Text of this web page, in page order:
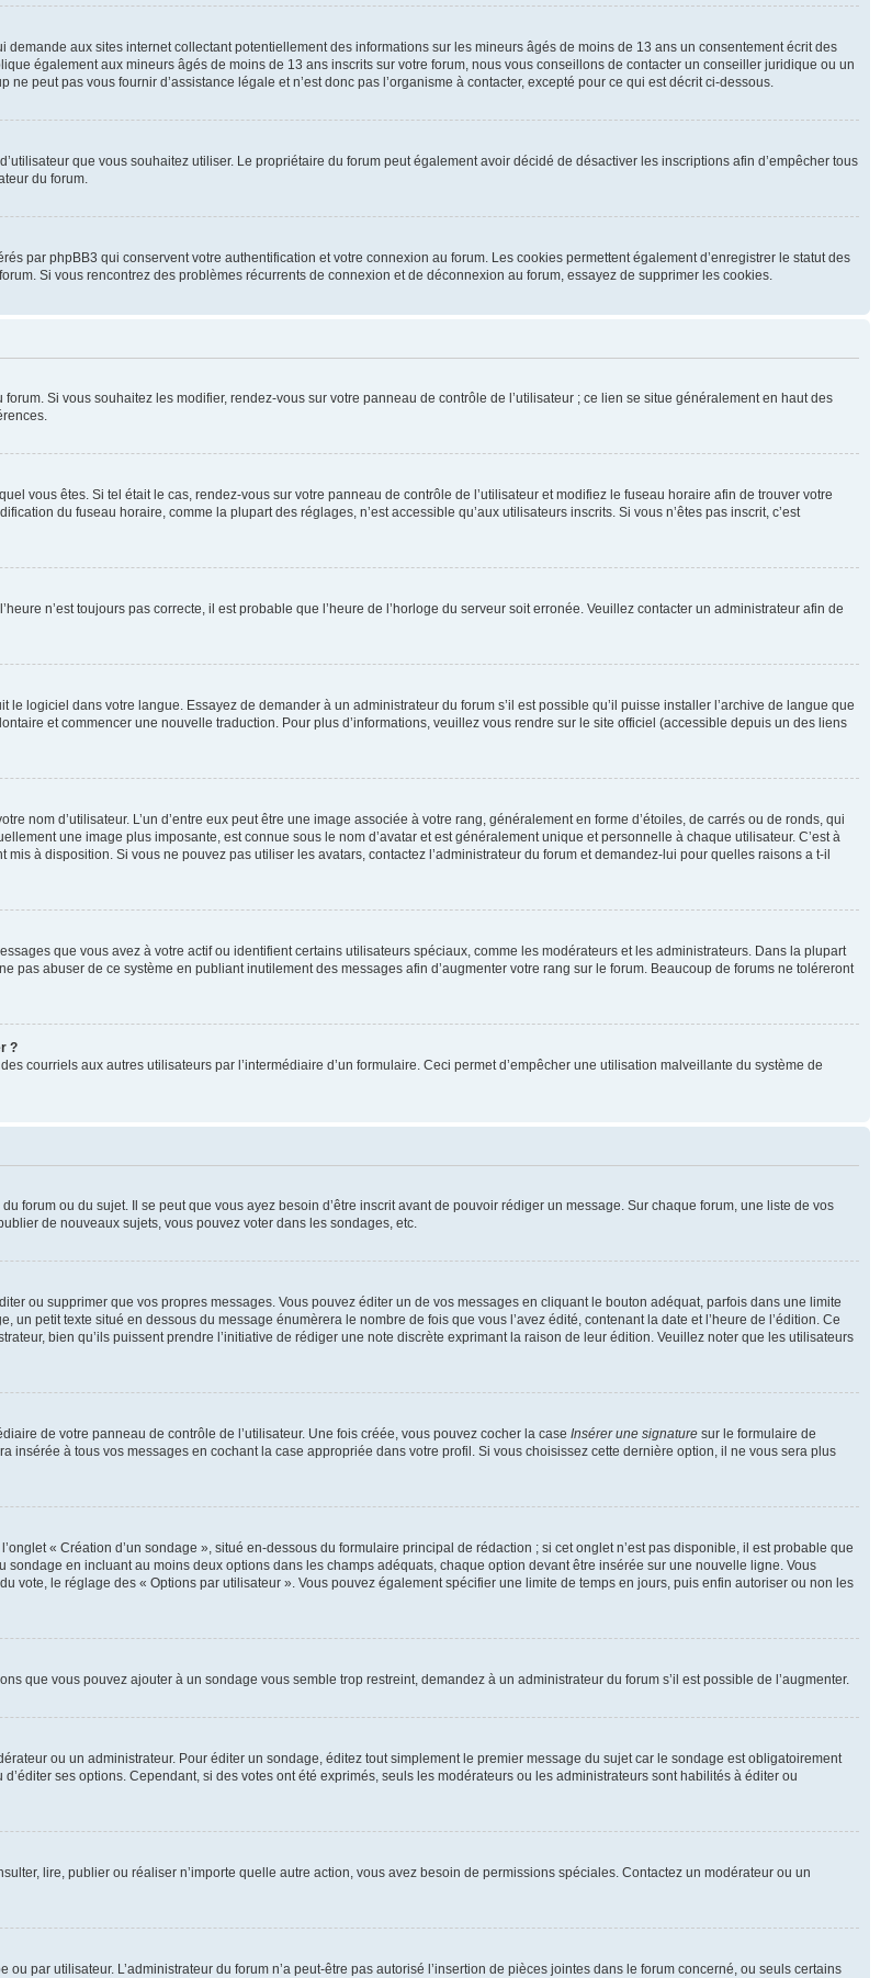
demande aux sites internet collectant potentiellement des informations sur les mineurs âgés de moins de 13 ans un consentement écrit des
également aux mineurs âgés de moins de 13 ans inscrits sur votre forum, nous vous conseillons de contacter un conseiller juridique ou un
peut pas vous fournir d’assistance légale et n’est donc pas l’organisme à contacter, excepté pour ce qui est décrit ci-dessous.
que vous souhaitez utiliser. Le propriétaire du forum peut également avoir décidé de désactiver les inscriptions afin d’empêcher tous
du forum.
par phpBB3 qui conservent votre authentification et votre connexion au forum. Les cookies permettent également d’enregistrer le statut des
Si vous rencontrez des problèmes récurrents de connexion et de déconnexion au forum, essayez de supprimer les cookies.
Si vous souhaitez les modifier, rendez-vous sur votre panneau de contrôle de l’utilisateur ; ce lien se situe généralement en haut des
vous êtes. Si tel était le cas, rendez-vous sur votre panneau de contrôle de l’utilisateur et modifiez le fuseau horaire afin de trouver votre
du fuseau horaire, comme la plupart des réglages, n’est accessible qu’aux utilisateurs inscrits. Si vous n’êtes pas inscrit, c’est
n’est toujours pas correcte, il est probable que l’heure de l’horloge du serveur soit erronée. Veuillez contacter un administrateur afin de
le logiciel dans votre langue. Essayez de demander à un administrateur du forum s’il est possible qu’il puisse installer l’archive de langue que
et commencer une nouvelle traduction. Pour plus d’informations, veuillez vous rendre sur le site officiel (accessible depuis un des liens
nom d’utilisateur. L’un d’entre eux peut être une image associée à votre rang, généralement en forme d’étoiles, de carrés ou de ronds, qui
une image plus imposante, est connue sous le nom d’avatar et est généralement unique et personnelle à chaque utilisateur. C’est à
à disposition. Si vous ne pouvez pas utiliser les avatars, contactez l’administrateur du forum et demandez-lui pour quelles raisons a t-il
que vous avez à votre actif ou identifient certains utilisateurs spéciaux, comme les modérateurs et les administrateurs. Dans la plupart
pas abuser de ce système en publiant inutilement des messages afin d’augmenter votre rang sur le forum. Beaucoup de forums ne toléreront
?
courriels aux autres utilisateurs par l’intermédiaire d’un formulaire. Ceci permet d’empêcher une utilisation malveillante du système de
forum ou du sujet. Il se peut que vous ayez besoin d’être inscrit avant de pouvoir rédiger un message. Sur chaque forum, une liste de vos
de nouveaux sujets, vous pouvez voter dans les sondages, etc.
ou supprimer que vos propres messages. Vous pouvez éditer un de vos messages en cliquant le bouton adéquat, parfois dans une limite
petit texte situé en dessous du message énumèrera le nombre de fois que vous l’avez édité, contenant la date et l’heure de l’édition. Ce
bien qu’ils puissent prendre l’initiative de rédiger une note discrète exprimant la raison de leur édition. Veuillez noter que les utilisateurs
de votre panneau de contrôle de l’utilisateur. Une fois créée, vous pouvez cocher la case Insérer une signature sur le formulaire de
insérée à tous vos messages en cochant la case appropriée dans votre profil. Si vous choisissez cette dernière option, il ne vous sera plus
« Création d’un sondage », situé en-dessous du formulaire principal de rédaction ; si cet onglet n’est pas disponible, il est probable que
en incluant au moins deux options dans les champs adéquats, chaque option devant être insérée sur une nouvelle ligne. Vous
vote, le réglage des « Options par utilisateur ». Vous pouvez également spécifier une limite de temps en jours, puis enfin autoriser ou non les
que vous pouvez ajouter à un sondage vous semble trop restreint, demandez à un administrateur du forum s’il est possible de l’augmenter.
ou un administrateur. Pour éditer un sondage, éditez tout simplement le premier message du sujet car le sondage est obligatoirement
ses options. Cependant, si des votes ont été exprimés, seuls les modérateurs ou les administrateurs sont habilités à éditer ou
lire, publier ou réaliser n’importe quelle autre action, vous avez besoin de permissions spéciales. Contactez un modérateur ou un
par utilisateur. L’administrateur du forum n’a peut-être pas autorisé l’insertion de pièces jointes dans le forum concerné, ou seuls certains